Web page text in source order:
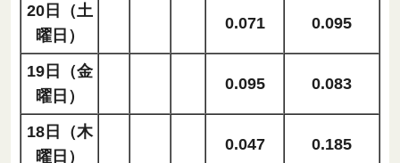
20日（土
曜日）
0.071 0.095
19日（金
曜日）
0.095 0.083
18日（木
曜日）
0.047 0.185